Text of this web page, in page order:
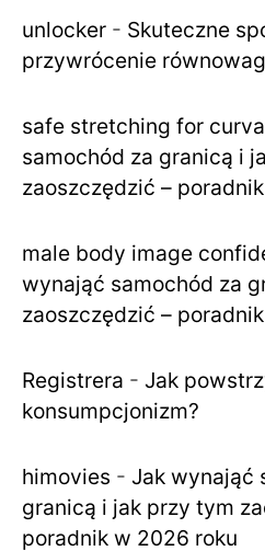
unlocker - Skuteczne
przywrócenie
safe stretching for
samochód za granicą i
zaoszczędzić –
male body image
wynająć samochód za
zaoszczędzić –
Registrera - Jak
konsumpcjonizm?
himovies - Jak wynająć
granicą i jak przy tym
poradnik w 2026 roku